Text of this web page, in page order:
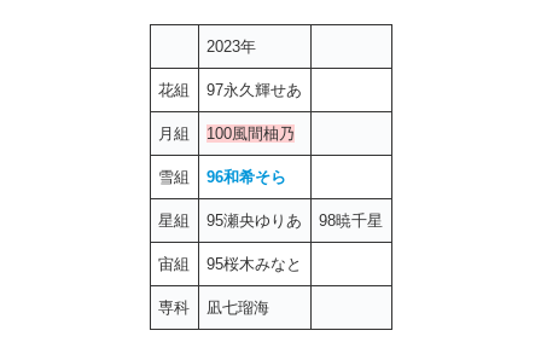
2023年
花組 97永久輝せあ
月組 100風間柚乃
雪組 96和希そら
星組 95瀬央ゆりあ 98暁千星
宙組 95桜木みなと
専科 凪七瑠海